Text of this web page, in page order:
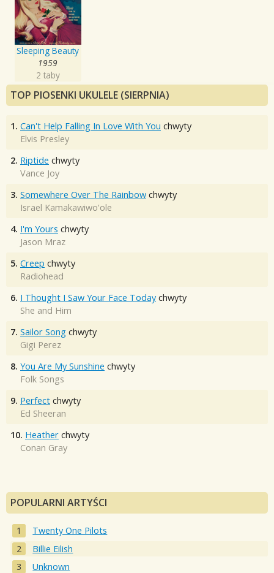
Sleeping Beauty
1959
2 taby
TOP PIOSENKI UKULELE (SIERPNIA)
1. Can't Help Falling In Love With You chwyty
Elvis Presley
2. Riptide chwyty
Vance Joy
3. Somewhere Over The Rainbow chwyty
Israel Kamakawiwo'ole
4. I'm Yours chwyty
Jason Mraz
5. Creep chwyty
Radiohead
6. I Thought I Saw Your Face Today chwyty
She and Him
7. Sailor Song chwyty
Gigi Perez
8. You Are My Sunshine chwyty
Folk Songs
9. Perfect chwyty
Ed Sheeran
10. Heather chwyty
Conan Gray
POPULARNI ARTYŚCI
Twenty One Pilots
Billie Eilish
Unknown